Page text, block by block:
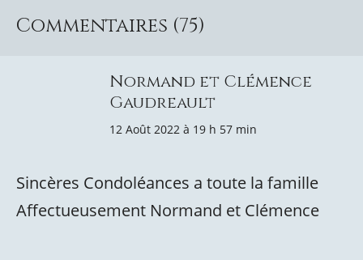
Commentaires (75)
Normand et Clémence
Gaudreault
12 Août 2022 à 19 h 57 min
Sincères Condoléances a toute la famille
Affectueusement Normand et Clémence